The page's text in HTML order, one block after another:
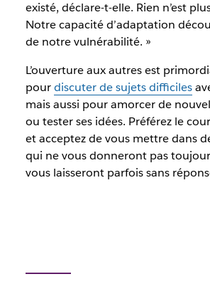
existé, déclare-t-elle. Rien n’est
Notre capacité d’adaptation
de notre vulnérabilité. »
L’ouverture aux autres est
pourdiscuter de sujets difficiles
mais aussi pour amorcer de
ou tester ses idées. Préférez le
et acceptez de vous mettre dans
qui ne vous donneront pas
vous laisseront parfois sans